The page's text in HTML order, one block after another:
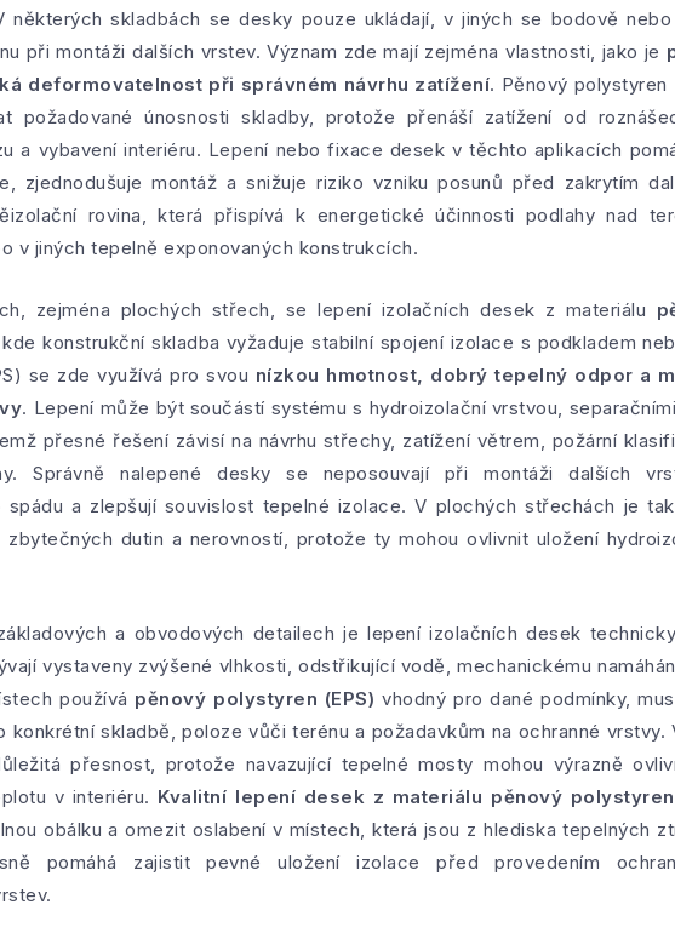
některých skladbách se desky pouze ukládají, v jiných se bodově
při montáži dalších vrstev. Význam zde mají zejména vlastnosti, jako je
deformovatelnost při správném návrhu zatížení. Pěnový polystyren
požadované únosnosti skladby, protože přenáší zatížení od
a vybavení interiéru. Lepení nebo fixace desek v těchto aplikacích
zjednodušuje montáž a snižuje riziko vzniku posunů před zakrytím
rovina, která přispívá k energetické účinnosti podlahy nad
v jiných tepelně exponovaných konstrukcích.
zejména plochých střech, se lepení izolačních desek z materiálu
konstrukční skladba vyžaduje stabilní spojení izolace s podkladem
se zde využívá pro svou nízkou hmotnost, dobrý tepelný odpor a
. Lepení může být součástí systému s hydroizolační vrstvou,
přesné řešení závisí na návrhu střechy, zatížení větrem, požární
Správně nalepené desky se neposouvají při montáži dalších
spádu a zlepšují souvislost tepelné izolace. V plochých střechách je
zbytečných dutin a nerovností, protože ty mohou ovlivnit uložení
a obvodových detailech je lepení izolačních desek
vystaveny zvýšené vlhkosti, odstřikující vodě, mechanickému
používá pěnový polystyren (EPS) vhodný pro dané podmínky,
konkrétní skladbě, poloze vůči terénu a požadavkům na ochranné
přesnost, protože navazující tepelné mosty mohou výrazně
v interiéru. Kvalitní lepení desek z materiálu pěnový polystyren
obálku a omezit oslabení v místech, která jsou z hlediska tepelných
pomáhá zajistit pevné uložení izolace před provedením